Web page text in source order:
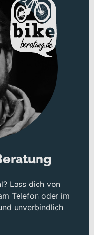
14-Gang-
und Gates-Zahnriemen
Line CX-Antrieb
625 Wh-Akku
und verstellbarer
Lass dich von
Telefon oder im
unverbindlich